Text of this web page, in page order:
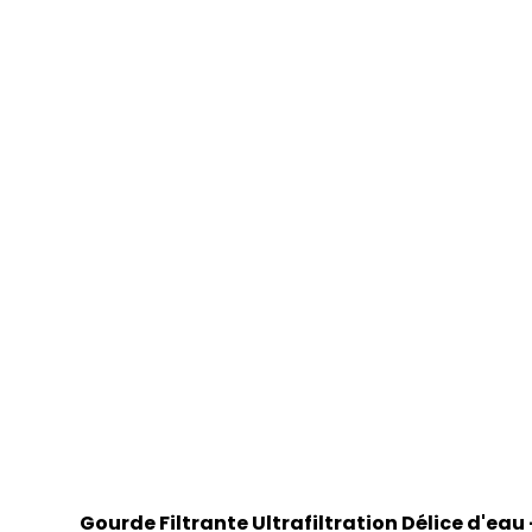
Gourde Filtrante Ultrafiltration Délice d'eau